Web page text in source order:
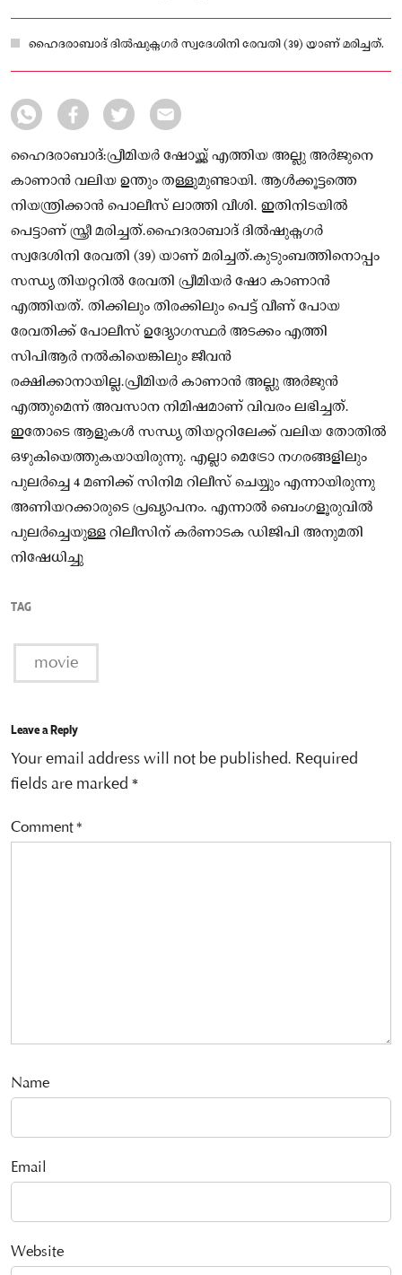
ഹൈദരാബാദ് ദിൽഷുക്നഗർ സ്വദേശിനി രേവതി (39) യാണ് മരിച്ചത്.
ഹൈദരാബാദ്:പ്രീമിയർ ഷോയ്ക്ക് എത്തിയ അല്ലു അർജുനെ
കാണാൻ വലിയ ഉന്തും തള്ളുമുണ്ടായി. ആൾക്കൂട്ടത്തെ
നിയന്ത്രിക്കാൻ പൊലീസ് ലാത്തി വീശി. ഇതിനിടയിൽ
പെട്ടാണ് സ്ത്രീ മരിച്ചത്.ഹൈദരാബാദ് ദിൽഷുക്നഗർ
സ്വദേശിനി രേവതി (39) യാണ് മരിച്ചത്.കുടുംബത്തിനൊപ്പം
സന്ധ്യ തിയറ്ററിൽ രേവതി പ്രീമിയർ ഷോ കാണാൻ
എത്തിയത്. തിക്കിലും തിരക്കിലും പെട്ട് വീണ് പോയ
രേവതിക്ക് പോലീസ് ഉദ്യോഗസ്ഥർ അടക്കം എത്തി
സിപിആർ നൽകിയെങ്കിലും ജീവൻ
രക്ഷിക്കാനായില്ല.പ്രീമിയർ കാണാൻ അല്ലു അർജുൻ
എത്തുമെന്ന് അവസാന നിമിഷമാണ് വിവരം ലഭിച്ചത്.
ഇതോടെ ആളുകൾ സന്ധ്യ തിയറ്ററിലേക്ക് വലിയ തോതിൽ
ഒഴുകിയെത്തുകയായിരുന്നു. എല്ലാ മെട്രോ നഗരങ്ങളിലും
പുലർച്ചെ 4 മണിക്ക് സിനിമ റിലീസ് ചെയ്യും എന്നായിരുന്നു
അണിയറക്കാരുടെ പ്രഖ്യാപനം. എന്നാൽ ബെംഗളൂരുവിൽ
പുലർച്ചെയുള്ള റിലീസിന് കർണാടക ഡിജിപി അനുമതി
നിഷേധിച്ചു
TAG
movie
Leave a Reply
Your email address will not be published. Required
fields are marked *
Comment*
Name
Email
Website